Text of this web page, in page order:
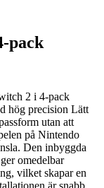
pack
2 i 4-pack
hög precision Lätt
utan att
på Nintendo
Den inbyggda
omedelbar
vilket skapar en
är snabb